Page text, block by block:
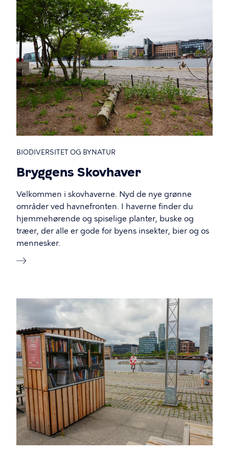
BIODIVERSITET OG BYNATUR
Bryggens Skovhaver
Velkommen i skovhaverne. Nyd de nye grønne
områder ved havnefronten. I haverne finder du
hjemmehørende og spiselige planter, buske og
træer, der alle er gode for byens insekter, bier og os
mennesker.